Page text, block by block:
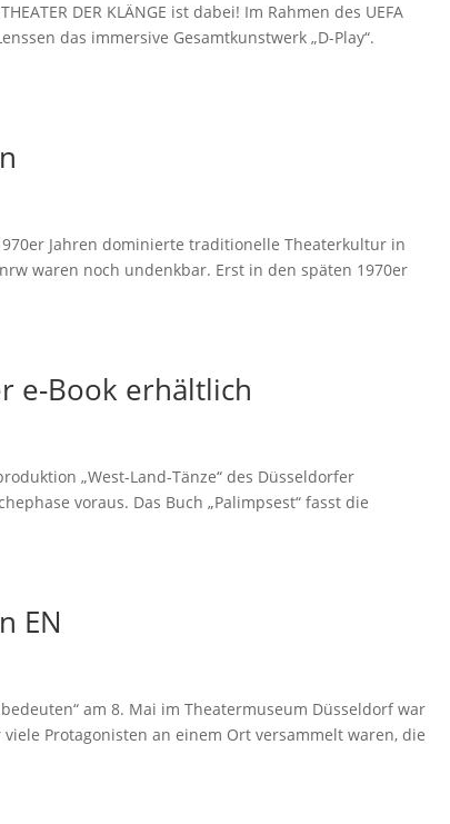
DER KLÄNGE ist dabei! Im Rahmen des UEFA
das immersive Gesamtkunstwerk „D-Play“.
Jahren dominierte traditionelle Theaterkultur in
waren noch undenkbar. Erst in den späten 1970er
e-Book erhältlich
„West-Land-Tänze“ des Düsseldorfer
voraus. Das Buch „Palimpsest“ fasst die
EN
am 8. Mai im Theatermuseum Düsseldorf war
Protagonisten an einem Ort versammelt waren, die